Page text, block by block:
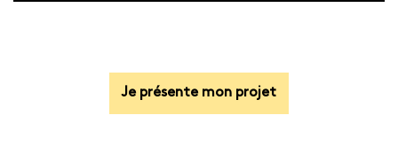
Je présente mon projet